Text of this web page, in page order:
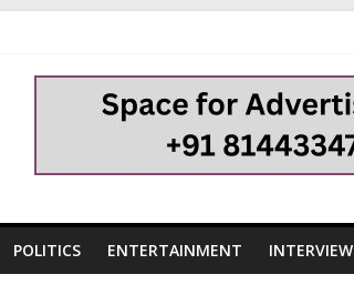
POLITICS ENTERTAINMENT INTERVIEW